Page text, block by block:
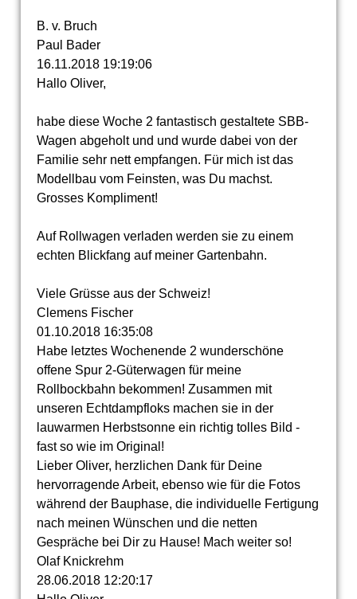
B. v. Bruch
Paul Bader
16.11.2018 19:19:06
Hallo Oliver,
habe diese Woche 2 fantastisch gestaltete SBB-
Wagen abgeholt und und wurde dabei von der
Familie sehr nett empfangen. Für mich ist das
Modellbau vom Feinsten, was Du machst.
Grosses Kompliment!
Auf Rollwagen verladen werden sie zu einem
echten Blickfang auf meiner Gartenbahn.
Viele Grüsse aus der Schweiz!
Clemens Fischer
01.10.2018 16:35:08
Habe letztes Wochenende 2 wunderschöne
offene Spur 2-Güterwagen für meine
Rollbockbahn bekommen! Zusammen mit
unseren Echtdampfloks machen sie in der
lauwarmen Herbstsonne ein richtig tolles Bild -
fast so wie im Original!
Lieber Oliver, herzlichen Dank für Deine
hervorragende Arbeit, ebenso wie für die Fotos
während der Bauphase, die individuelle Fertigung
nach meinen Wünschen und die netten
Gespräche bei Dir zu Hause! Mach weiter so!
Olaf Knickrehm
28.06.2018 12:20:17